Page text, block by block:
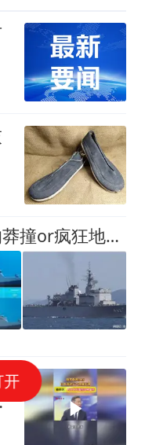
日本解禁三原则，头铁的莽撞or疯狂地试探？